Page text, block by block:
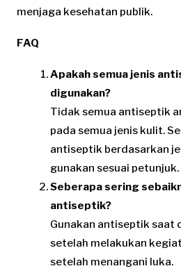
menjaga kesehatan publik.
FAQ
Apakah semua jenis
digunakan?
Tidak semua antiseptik
pada semua jenis kulit.
antiseptik berdasarkan
gunakan sesuai petunjuk.
Seberapa sering
antiseptik?
Gunakan antiseptik saat
setelah melakukan
setelah menangani luka.